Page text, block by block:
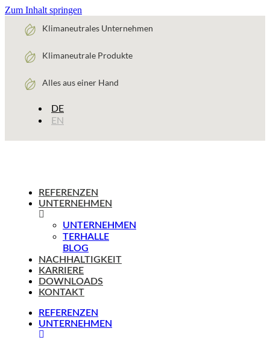
Zum Inhalt springen
Klimaneutrales Unternehmen
Klimaneutrale Produkte
Alles aus einer Hand
DE
EN
REFERENZEN
UNTERNEHMEN
UNTERNEHMEN
TERHALLE
BLOG
NACHHALTIGKEIT
KARRIERE
DOWNLOADS
KONTAKT
REFERENZEN
UNTERNEHMEN